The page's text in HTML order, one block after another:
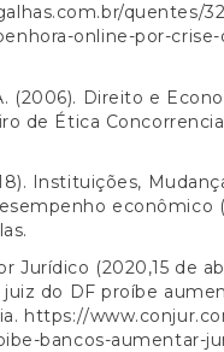
quentes/
online-por-
(2006). Direito e
de Ética
Instituições,
econômico
Jurídico (2020,15 de
juiz do DF proíbe
https://
bancos-aumentar-